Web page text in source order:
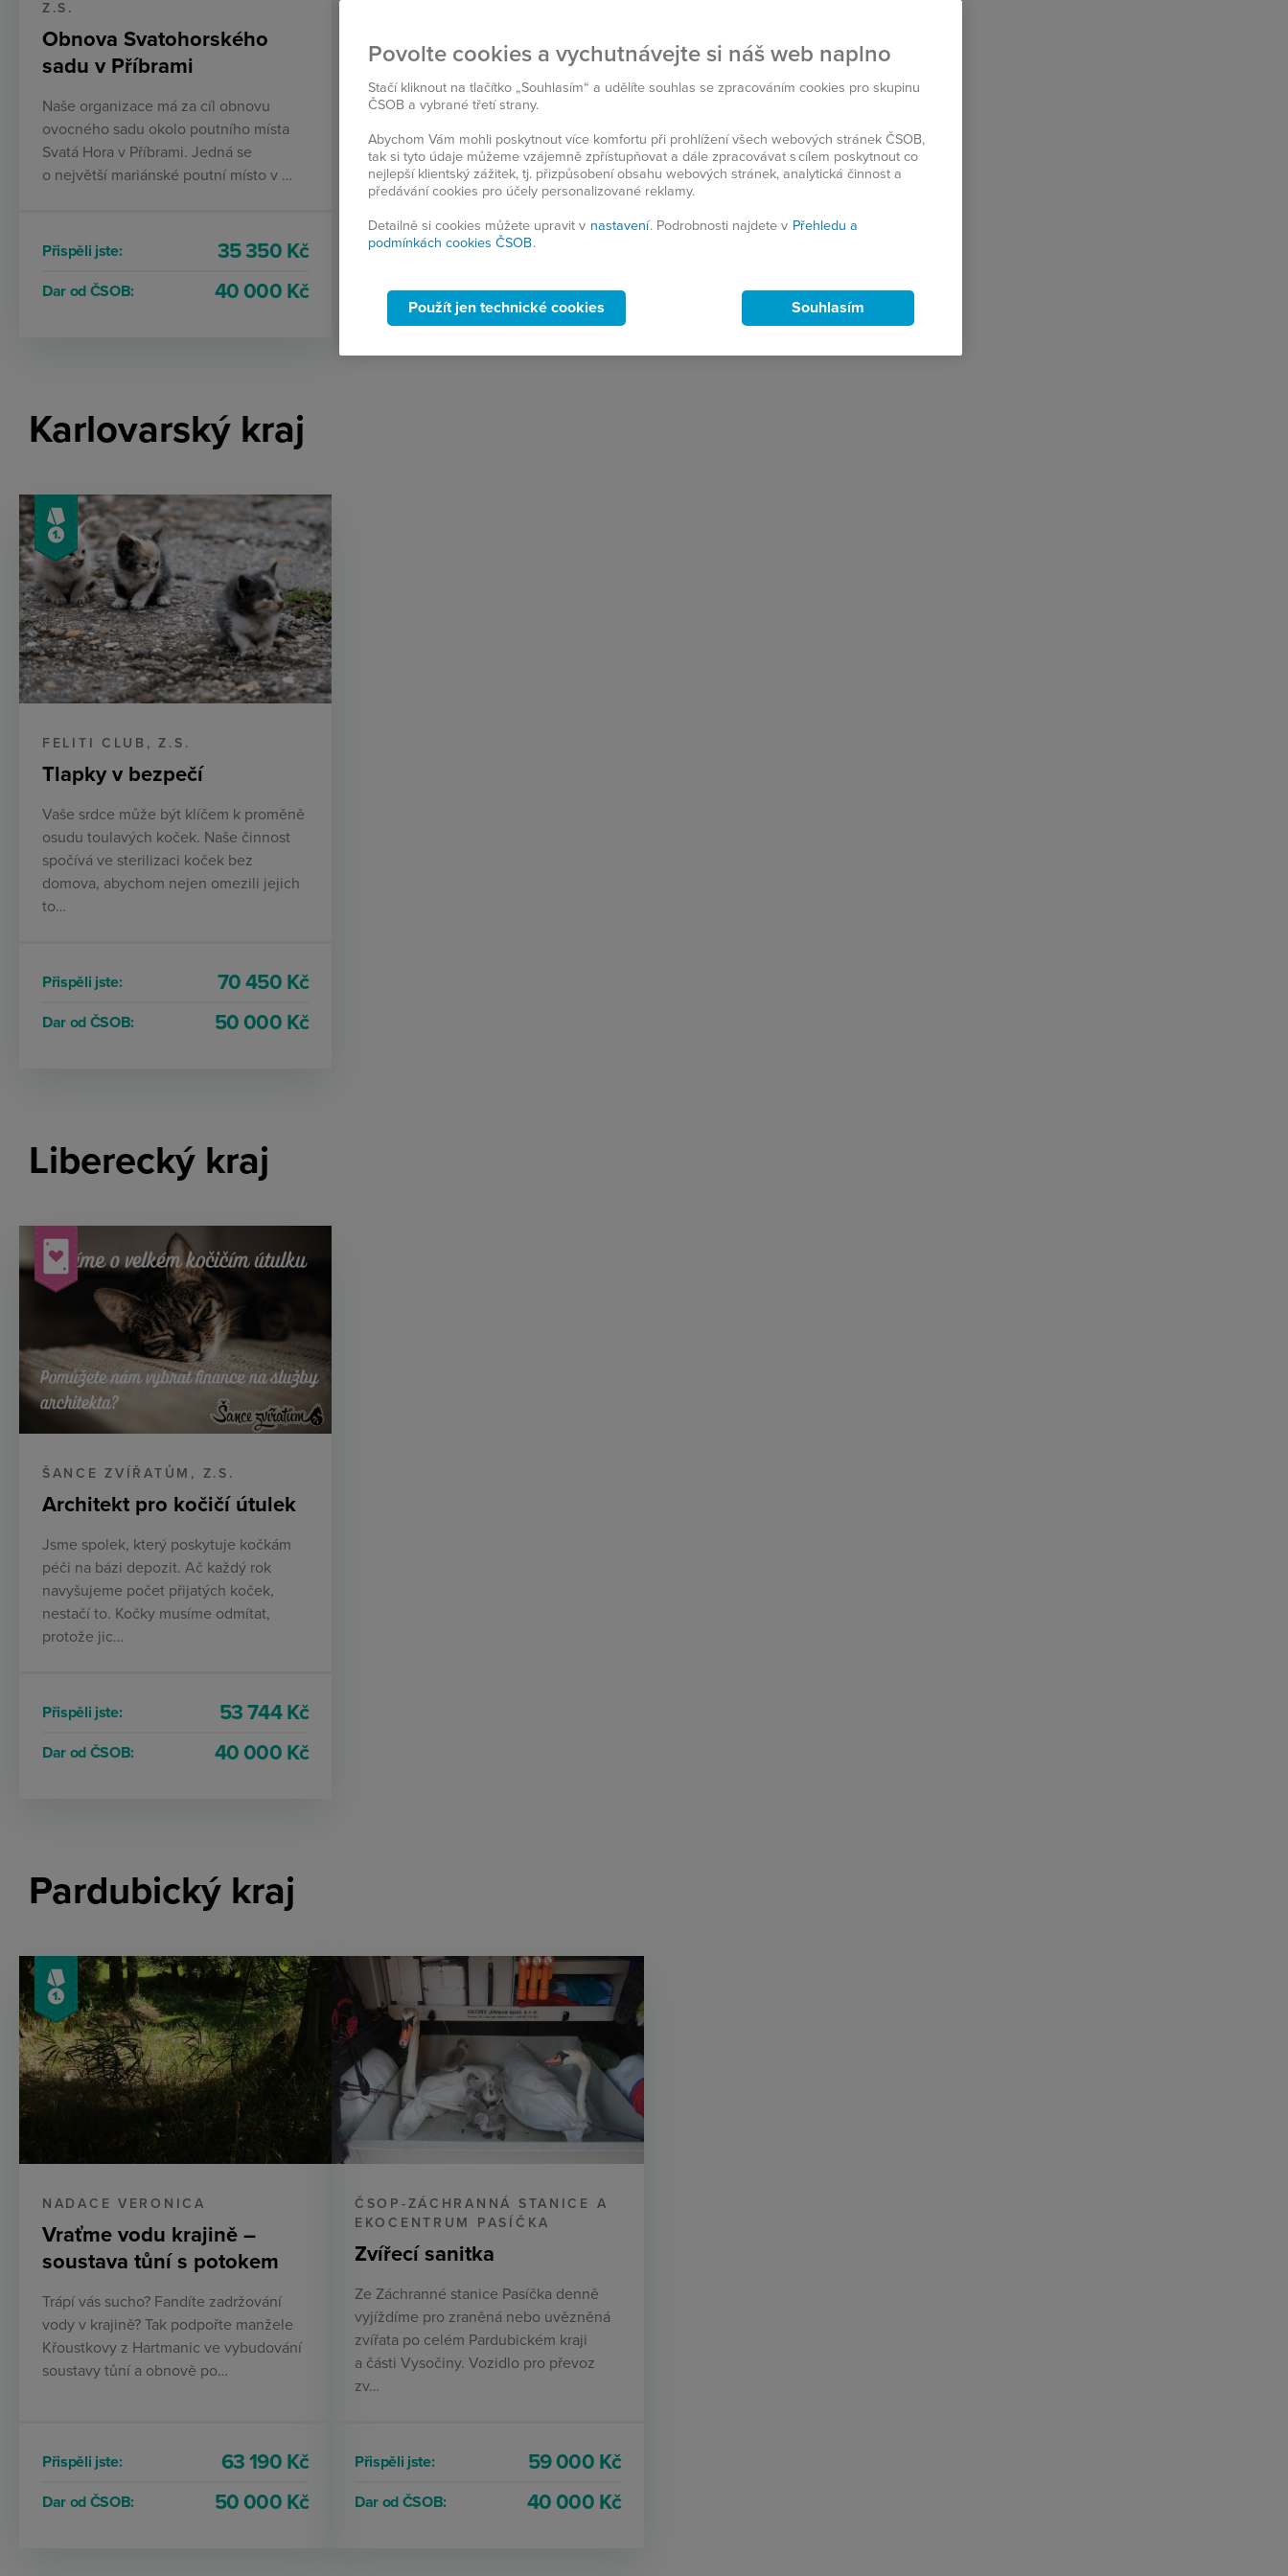
Z.S.
Obnova Svatohorského
sadu v Příbrami
Naše organizace má za cíl obnovu
ovocného sadu okolo poutního místa
Svatá Hora v Příbrami. Jedná se
o největší mariánské poutní místo v …
Přispěli jste: 35 350 Kč
Dar od ČSOB: 40 000 Kč
Karlovarský kraj
FELITI CLUB, Z.S.
Tlapky v bezpečí
Vaše srdce může být klíčem k proměně
osudu toulavých koček. Naše činnost
spočívá ve sterilizaci koček bez
domova, abychom nejen omezili jejich
to…
Přispěli jste: 70 450 Kč
Dar od ČSOB: 50 000 Kč
Liberecký kraj
ŠANCE ZVÍŘATŮM, Z.S.
Architekt pro kočičí útulek
Jsme spolek, který poskytuje kočkám
péči na bázi depozit. Ač každý rok
navyšujeme počet přijatých koček,
nestačí to. Kočky musíme odmítat,
protože jic…
Přispěli jste: 53 744 Kč
Dar od ČSOB: 40 000 Kč
Pardubický kraj
NADACE VERONICA
Vraťme vodu krajině –
soustava tůní s potokem
Trápí vás sucho? Fandíte zadržování
vody v krajině? Tak podpořte manžele
Křoustkovy z Hartmanic ve vybudování
soustavy tůní a obnově po…
Přispěli jste: 63 190 Kč
Dar od ČSOB: 50 000 Kč
ČSOP-ZÁCHRANNÁ STANICE A
EKOCENTRUM PASÍČKA
Zvířecí sanitka
Ze Záchranné stanice Pasíčka denně
vyjíždíme pro zraněná nebo uvězněná
zvířata po celém Pardubickém kraji
a části Vysočiny. Vozidlo pro převoz
zv…
Přispěli jste: 59 000 Kč
Dar od ČSOB: 40 000 Kč
Povolte cookies a vychutnávejte si náš web naplno
Stačí kliknout na tlačítko „Souhlasím“ a udělíte souhlas se zpracováním cookies pro skupinu
ČSOB a vybrané třetí strany.
Abychom Vám mohli poskytnout více komfortu při prohlížení všech webových stránek ČSOB,
tak si tyto údaje můžeme vzájemně zpřístupňovat a dále zpracovávat s cílem poskytnout co
nejlepší klientský zážitek, tj. přizpůsobení obsahu webových stránek, analytická činnost a
předávání cookies pro účely personalizované reklamy.
Detailně si cookies můžete upravit v nastavení. Podrobnosti najdete v Přehledu a
podmínkách cookies ČSOB.
Použít jen technické cookies Souhlasím